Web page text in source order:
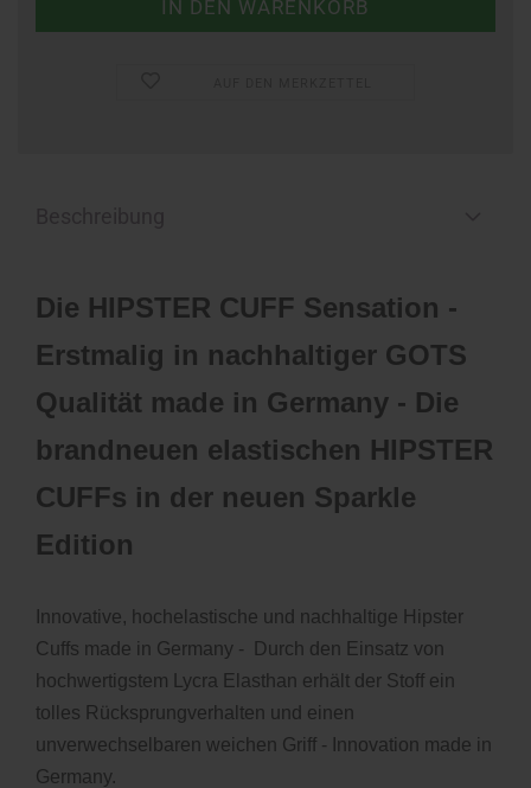
Die HIPSTER CUFF Sensation -
Erstmalig in nachhaltiger GOTS
Qualität made in Germany - Die
brandneuen elastischen HIPSTER
CUFFs in der neuen Sparkle
Edition
Innovative, hochelastische und nachhaltige Hipster
Cuffs made in Germany - Durch den Einsatz von
hochwertigstem Lycra Elasthan erhält der Stoff ein
tolles Rücksprungverhalten und einen
unverwechselbaren weichen Griff - Innovation made in
Germany.